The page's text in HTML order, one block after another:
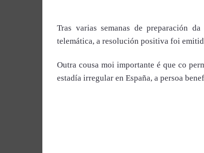
Tras varias semanas de preparación
telemática, a resolución positiva foi
Outra cousa moi importante é que co
estadía irregular en España, a persoa